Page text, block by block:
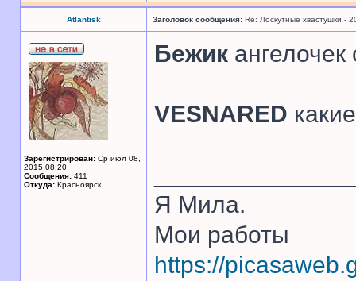
Atlantisk Заголовок сообщения: Re: Лоскутные хвастушки -
Зарегистрирован: Ср июл 08,
2015 08:20
Сообщения: 411
Откуда: Красноярск
Бежик
VESNARED
Я Мила.
Мои работы
https://